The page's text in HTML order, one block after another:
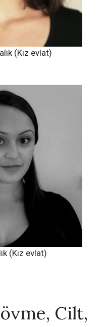
(Kız evlat)
(Kız evlat)
Cilt,